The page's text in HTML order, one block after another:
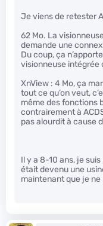
Je viens de retester
62 Mo. La
demande une
Du coup, ça
visionneuse intégrée
XnView : 4 Mo, ça
tout ce qu’on veut,
même des fonctions
contrairement à
pas alourdit à cause
Il y a 8-10 ans, je
était devenu une
maintenant que je ne